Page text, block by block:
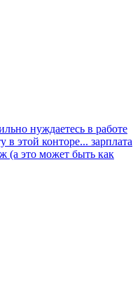
нуждаетесь в работе
в этой конторе... зарплата
(а это может быть как